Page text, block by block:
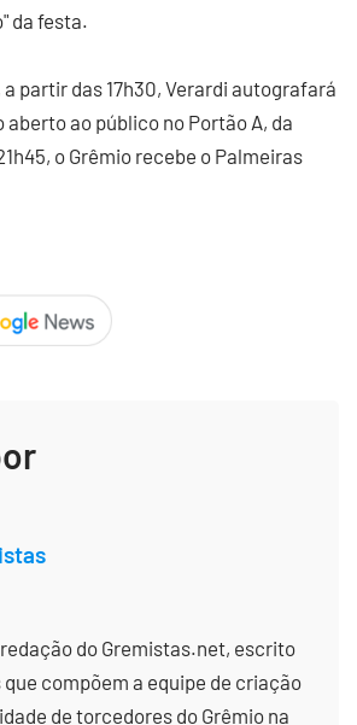
da festa.
partir das 17h30, Verardi autografará
aberto ao público no Portão A, da
o Grêmio recebe o Palmeiras
redação do Gremistas.net, escrito
compõem a equipe de criação
de torcedores do Grêmio na